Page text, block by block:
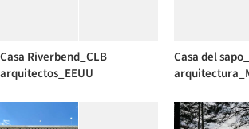
Casa Riverbend_CLB
arquitectos_EEUU
Casa del